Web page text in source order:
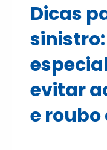
Dicas
sinistro:
evitar
e roubo